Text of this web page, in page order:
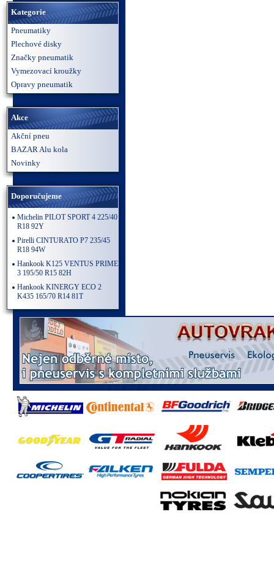
Kategorie
Pneumatiky
Plechové disky
Značky pneumatik
Vymezovací kroužky
Opravy pneumatik
Akce
Akční pneu
BAZAR Alu kola
Novinky
Doporučujeme
Michelin PILOT SPORT 4 225/40
R18 92Y
Pirelli CINTURATO P7 235/45
R18 94W
Hankook K125 VENTUS PRIME
3 195/50 R15 82H
Hankook KINERGY ECO 2
K435 165/70 R14 81T